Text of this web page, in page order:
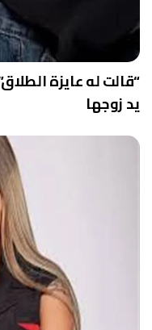
“قالت له عايزة
يد زوجها